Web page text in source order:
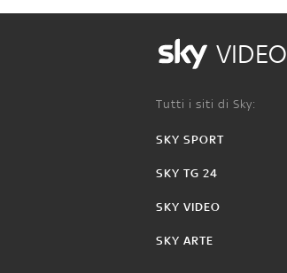
VIDEO
Tutti i siti di Sky:
SKY SPORT
SKY TG 24
SKY VIDEO
SKY ARTE